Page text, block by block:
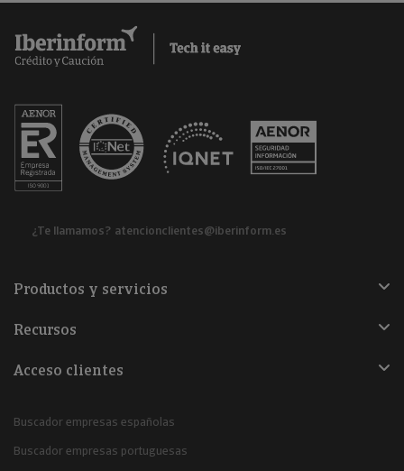
¿Te llamamos? atencionclientes@iberinform.es
Productos y servicios
Recursos
Acceso clientes
Buscador empresas españolas
Buscador empresas portuguesas